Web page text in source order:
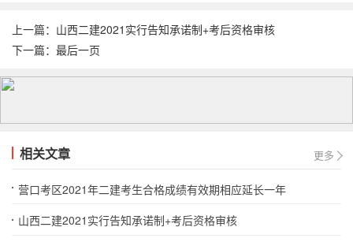
上一篇： 山西二建2021实行告知承诺制+考后资格审核
下一篇： 最后一页
相关文章 更多
营口考区2021年二建考生合格成绩有效期相应延长一年
山西二建2021实行告知承诺制+考后资格审核